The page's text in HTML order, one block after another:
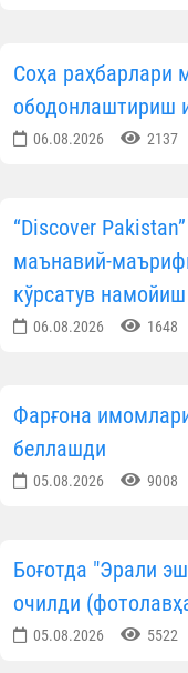
3-ўрин—
Диний соҳа
этиши жамиятда
ёйилaшига
Ғолиб ва
Илм-маърифат
таоло барака
куч-ғайрат ёр